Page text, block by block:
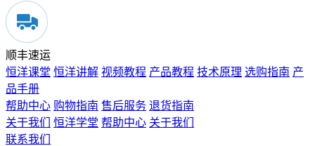
顺丰速运
恒洋课堂 恒洋讲解 视频教程 产品教程 技术原理 选购指南 产
品手册
帮助中心 购物指南 售后服务 退货指南
关于我们
恒洋学堂 帮助中心 关于我们
联系我们